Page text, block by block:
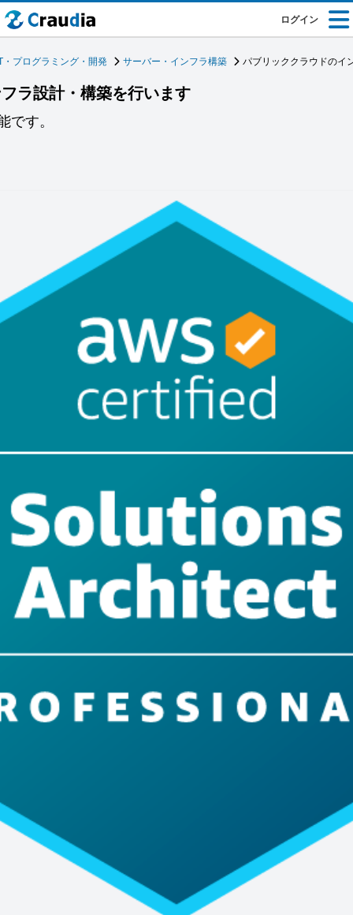
ログイン
・プログラミング・開発 サーバー・インフラ構築 パブリッククラウドのイ
ラ設計・構築を行います
です。